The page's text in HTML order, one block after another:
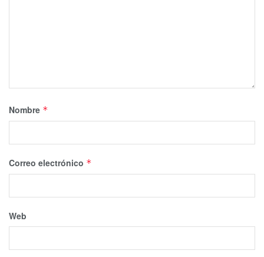
Nombre *
Correo electrónico *
Web